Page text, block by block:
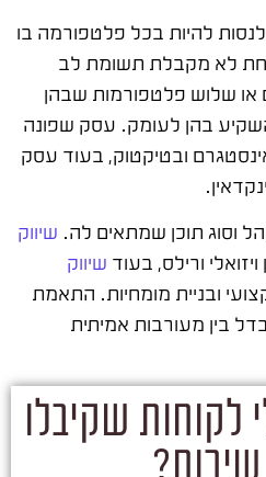
להיות בכל פלטפורמה בו
לא מקבלת תשומת לב
או שלוש פלטפורמות שבהן
בהן לעומק. עסק שפונה
ובטיקטוק, בעוד עסק
וסוג תוכן שמתאים לה. שיווק
ורילס, בעוד שיווק
ובניית מומחיות. התאמת
בין מעורבות אמיתית
לקוחות שקיבלו